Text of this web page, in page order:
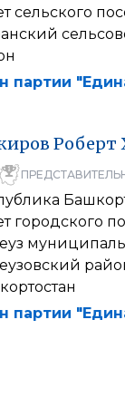
сельского
партии
Роберт
городского
партии